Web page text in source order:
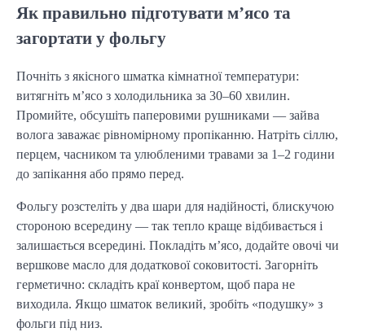
Як правильно підготувати м’ясо та
загортати у фольгу
Почніть з якісного шматка кімнатної температури:
витягніть м’ясо з холодильника за 30–60 хвилин.
Промийте, обсушіть паперовими рушниками — зайва
волога заважає рівномірному пропіканню. Натріть сіллю,
перцем, часником та улюбленими травами за 1–2 години
до запікання або прямо перед.
Фольгу розстеліть у два шари для надійності, блискучою
стороною всередину — так тепло краще відбивається і
залишається всередині. Покладіть м’ясо, додайте овочі чи
вершкове масло для додаткової соковитості. Загорніть
герметично: складіть краї конвертом, щоб пара не
виходила. Якщо шматок великий, зробіть «подушку» з
фольги під низ.